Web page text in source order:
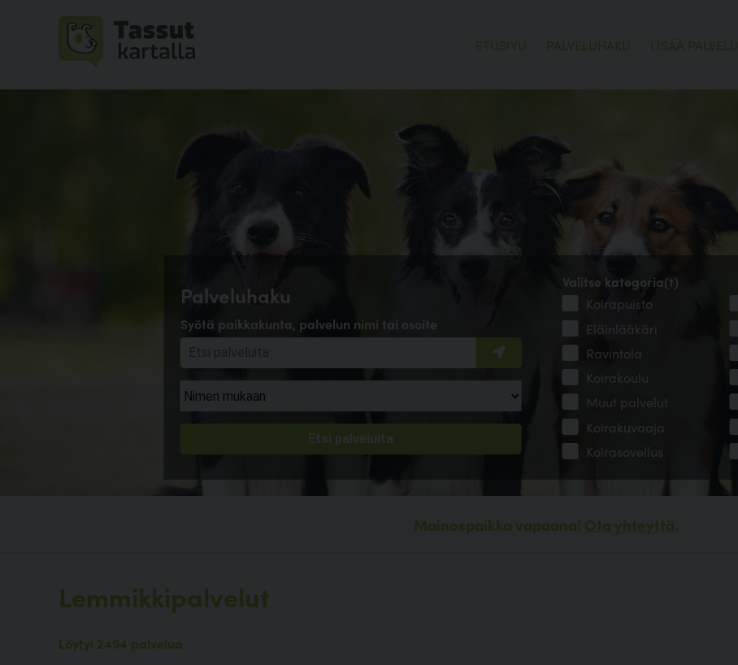
ETUSIVU PALVELUHAKU LISÄÄ PALVELU
Palveluhaku
Syötä paikkakunta, palvelun nimi tai osoite
Valitse kategoria(t)
Koirapuisto
Eläinlääkäri
Ravintola
Koirakoulu
Muut palvelut
Koirakuvaaja
Koirasovellus
Mainospaikka vapaana! Ota yhteyttä.
Lemmikkipalvelut
Löytyi 2494 palvelua